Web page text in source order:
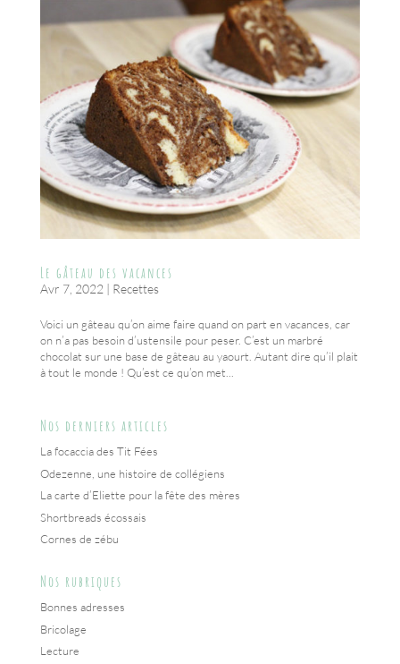
Le gâteau des vacances
Avr 7, 2022 | Recettes
Voici un gâteau qu’on aime faire quand on part en vacances, car
on n’a pas besoin d’ustensile pour peser. C’est un marbré
chocolat sur une base de gâteau au yaourt. Autant dire qu’il plait
à tout le monde ! Qu’est ce qu’on met...
Nos derniers articles
La focaccia des Tit Fées
Odezenne, une histoire de collégiens
La carte d’Eliette pour la fête des mères
Shortbreads écossais
Cornes de zébu
Nos rubriques
Bonnes adresses
Bricolage
Lecture